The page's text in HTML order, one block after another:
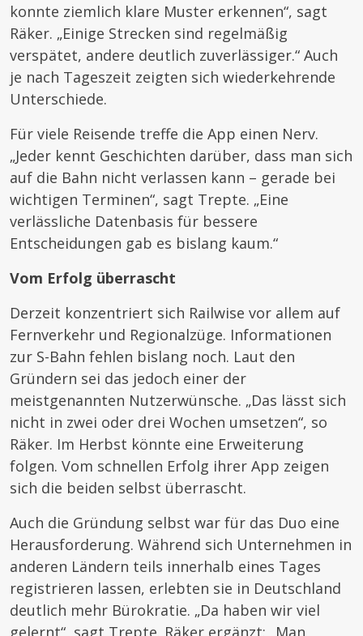
konnte ziemlich klare Muster erkennen“, sagt
Räker. „Einige Strecken sind regelmäßig
verspätet, andere deutlich zuverlässiger.“ Auch
je nach Tageszeit zeigten sich wiederkehrende
Unterschiede.
Für viele Reisende treffe die App einen Nerv.
„Jeder kennt Geschichten darüber, dass man sich
auf die Bahn nicht verlassen kann – gerade bei
wichtigen Terminen“, sagt Trepte. „Eine
verlässliche Datenbasis für bessere
Entscheidungen gab es bislang kaum.“
Vom Erfolg überrascht
Derzeit konzentriert sich Railwise vor allem auf
Fernverkehr und Regionalzüge. Informationen
zur S-Bahn fehlen bislang noch. Laut den
Gründern sei das jedoch einer der
meistgenannten Nutzerwünsche. „Das lässt sich
nicht in zwei oder drei Wochen umsetzen“, so
Räker. Im Herbst könnte eine Erweiterung
folgen. Vom schnellen Erfolg ihrer App zeigen
sich die beiden selbst überrascht.
Auch die Gründung selbst war für das Duo eine
Herausforderung. Während sich Unternehmen in
anderen Ländern teils innerhalb eines Tages
registrieren lassen, erlebten sie in Deutschland
deutlich mehr Bürokratie. „Da haben wir viel
gelernt“, sagt Trepte. Räker ergänzt: „Man